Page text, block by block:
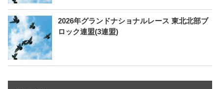
2026年グランドナショナルレース 東北北部ブ
ロック連盟(3連盟)